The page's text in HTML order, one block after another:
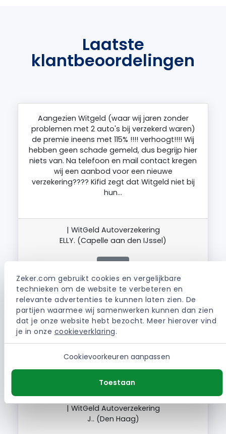
Zeker.com gebruikt cookies en vergelijkbare
technieken om de website te verbeteren en
relevante advertenties te kunnen laten zien. De
partijen waarmee wij samenwerken kunnen dan zien
dat je onze website hebt bezocht. Meer hierover vind
je in onze cookieverklaring.
Cookievoorkeuren aanpassen
Toestaan
Laatste
klantbeoordelingen
Aangezien Witgeld (waar wij jaren zonder
problemen met 2 auto's bij verzekerd waren)
de premie ineens met 115% !!!! verhoogt!!!! Wij
hebben geen schade gemeld, dus begrijp hier
niets van. Na telefoon en mail contact kregen
wij een aanbod voor een nieuwe
verzekering???? Kifid zegt dat Witgeld niet bij
hun…
| WitGeld Autoverzekering
ELLY. (Capelle aan den IJssel)
Wat ik niet zo goed begrijp, is dat ik in februari
ben overgestapt van een auto met een
nieuwwaarde van 34.000€ naar een andere
auto met een nieuwwaarde van 28.000€.
ineens 75.00€ per maand. Het vreemde is als
ik al mijn gegevens…
| WitGeld Autoverzekering
J.. (Den Haag)